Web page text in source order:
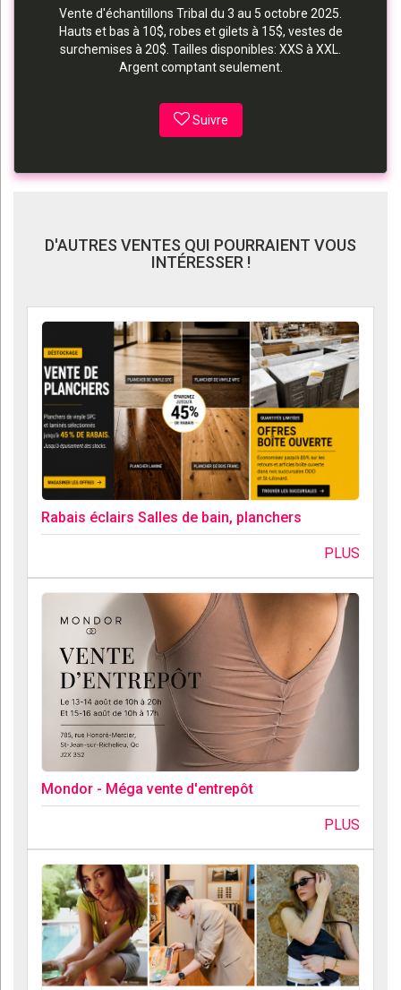
Vente d'échantillons Tribal du 3 au 5 octobre 2025.
Hauts et bas à 10$, robes et gilets à 15$, vestes de
surchemises à 20$. Tailles disponibles: XXS à XXL.
Argent comptant seulement.
Suivre
D'AUTRES VENTES QUI POURRAIENT VOUS
INTÉRESSER !
Rabais éclairs Salles de bain, planchers
PLUS
Mondor - Méga vente d'entrepôt
PLUS